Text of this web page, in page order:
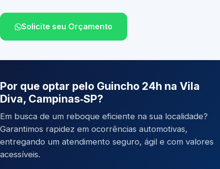
Solicite seu Orçamento
Por que optar pelo Guincho 24h na Vila
Diva, Campinas‑SP?
Em busca de um reboque eficiente na sua localidade?
Garantimos rapidez em ocorrências automotivas,
entregando um atendimento seguro, ágil e com valores
acessíveis.